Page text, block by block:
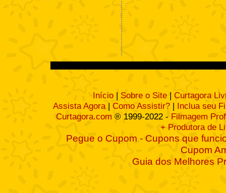
Início | Sobre o Site | Curtagora
Assista Agora| Como Assistir? | Inclua seu
Curtagora.com ® 1999-2022 - Filmagem
+ Produtora de
Pegue o Cupom - Cupons que
Cupom
Guia dos Melhores